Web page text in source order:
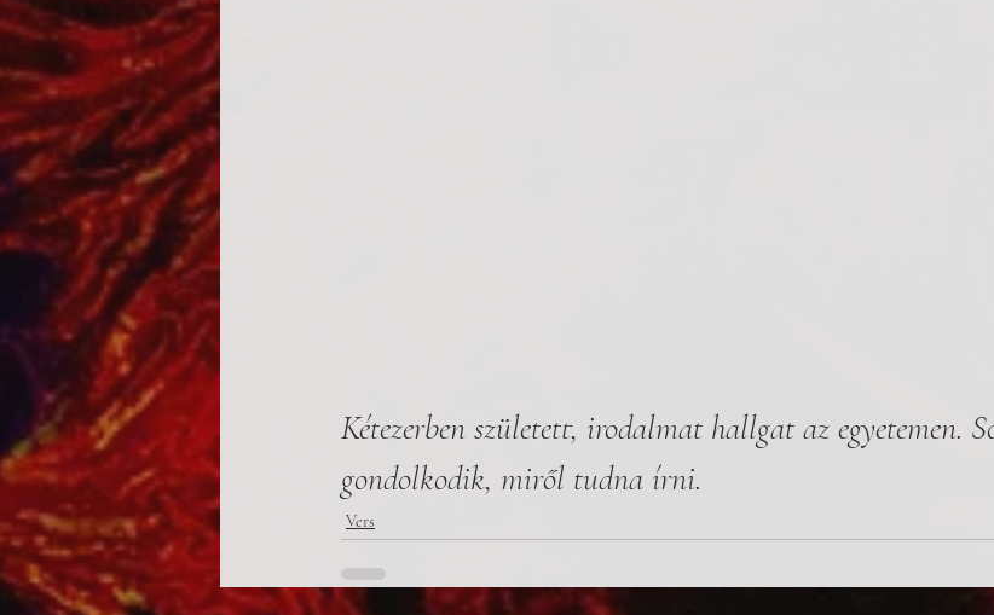
Kétezerben született, irodalmat hallgat az egyetemen.
gondolkodik, miről tudna írni.
Vers